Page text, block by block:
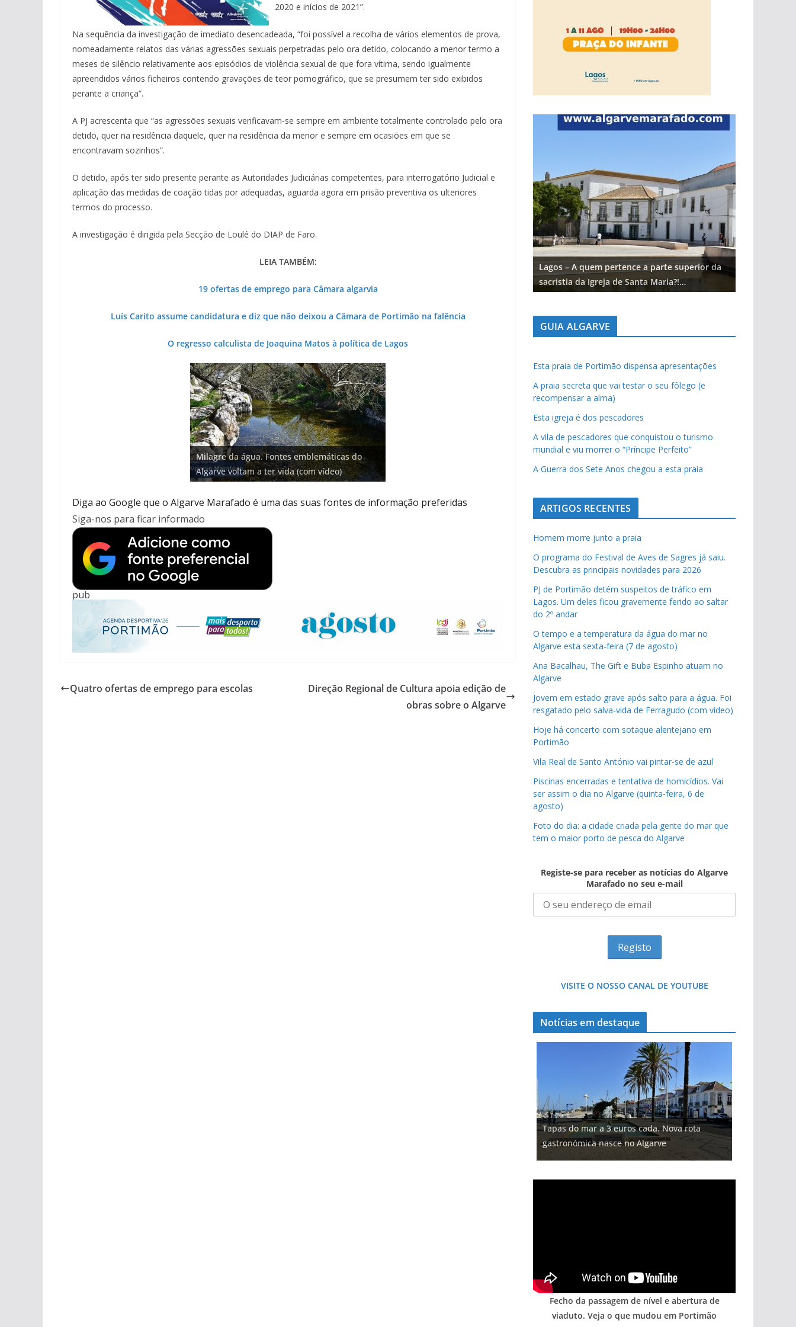
2020 e inícios de 2021”.
Na sequência da investigação de imediato desencadeada, “foi possível a recolha de vários elementos de prova,
nomeadamente relatos das várias agressões sexuais perpetradas pelo ora detido, colocando a menor termo a
meses de silêncio relativamente aos episódios de violência sexual de que fora vítima, sendo igualmente
apreendidos vários ficheiros contendo gravações de teor pornográfico, que se presumem ter sido exibidos
perante a criança”.
A PJ acrescenta que “as agressões sexuais verificavam-se sempre em ambiente totalmente controlado pelo ora
detido, quer na residência daquele, quer na residência da menor e sempre em ocasiões em que se
encontravam sozinhos”.
O detido, após ter sido presente perante as Autoridades Judiciárias competentes, para interrogatório Judicial e
aplicação das medidas de coação tidas por adequadas, aguarda agora em prisão preventiva os ulteriores
termos do processo.
A investigação é dirigida pela Secção de Loulé do DIAP de Faro.
LEIA TAMBÉM:
19 ofertas de emprego para Câmara algarvia
Luís Carito assume candidatura e diz que não deixou a Câmara de Portimão na falência
O regresso calculista de Joaquina Matos à política de Lagos
Milagre da água. Fontes emblemáticas do
Algarve voltam a ter vida (com vídeo)
Projeto milionário: investimento de 108
milhões de euros na construção de dois
hotéis (com vídeo)
Tempestades roubam areia de praias e põem
arribas em risco no Algarve (com vídeo)
Foto do dia: uma cidade algarvia que cresceu
entre redes e fábricas
Tapas do mar a 3 euros cada. Nova rota
gastronómica nasce no Algarve
Diga ao Google que o Algarve Marafado é uma das suas fontes de informação preferidas
Siga-nos para ficar informado
pub
Quatro ofertas de emprego para escolas
Direção Regional de Cultura apoia edição de
obras sobre o Algarve
Lagos – A quem pertence a parte superior da
sacristia da Igreja de Santa Maria?!…
GUIA ALGARVE
Esta praia de Portimão dispensa apresentações
A praia secreta que vai testar o seu fôlego (e
recompensar a alma)
Esta igreja é dos pescadores
A vila de pescadores que conquistou o turismo
mundial e viu morrer o “Príncipe Perfeito”
A Guerra dos Sete Anos chegou a esta praia
ARTIGOS RECENTES
Homem morre junto a praia
O programa do Festival de Aves de Sagres já saiu.
Descubra as principais novidades para 2026
PJ de Portimão detém suspeitos de tráfico em
Lagos. Um deles ficou gravemente ferido ao saltar
do 2º andar
O tempo e a temperatura da água do mar no
Algarve esta sexta-feira (7 de agosto)
Ana Bacalhau, The Gift e Buba Espinho atuam no
Algarve
Jovem em estado grave após salto para a água. Foi
resgatado pelo salva-vida de Ferragudo (com vídeo)
Hoje há concerto com sotaque alentejano em
Portimão
Vila Real de Santo António vai pintar-se de azul
Piscinas encerradas e tentativa de homicídios. Vai
ser assim o dia no Algarve (quinta-feira, 6 de
agosto)
Foto do dia: a cidade criada pela gente do mar que
tem o maior porto de pesca do Algarve
Registe-se para receber as notícias do Algarve
Marafado no seu e-mail
VISITE O NOSSO CANAL DE YOUTUBE
Notícias em destaque
Tapas do mar a 3 euros cada. Nova rota
gastronómica nasce no Algarve
Fecho da passagem de nível e abertura de
viaduto. Veja o que mudou em Portimão